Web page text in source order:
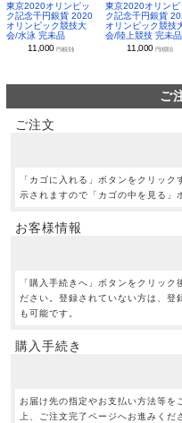
東京2020オリンピッ
ク記念千円銀貨 2020
オリンピック競技大
会/水泳 完未品
11,000円(税別)
東京2020オリンピ
ク記念千円銀貨
オリンピック競技
会/陸上競技 完未品
11,000 円(税別)
ご
ご注文
「カゴに入れる」ボタンをクリッ
示されますので「カゴの中を見る」
お客様情報
「購入手続きへ」ボタンをクリッ
ださい。登録されていない方は、登
も可能です。
購入手続き
お届け先の指定やお支払い方法等を
上、ご注文完了ページへお進みく